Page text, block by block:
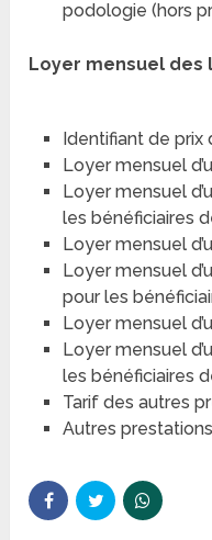
podologie (hors
Loyer mensuel
Identifiant de prix
Loyer mensuel
Loyer mensuel
les bénéficiaires
Loyer mensuel
Loyer mensuel
pour les
Loyer mensuel
Loyer mensuel
les bénéficiaires
Tarif des autres
Autres